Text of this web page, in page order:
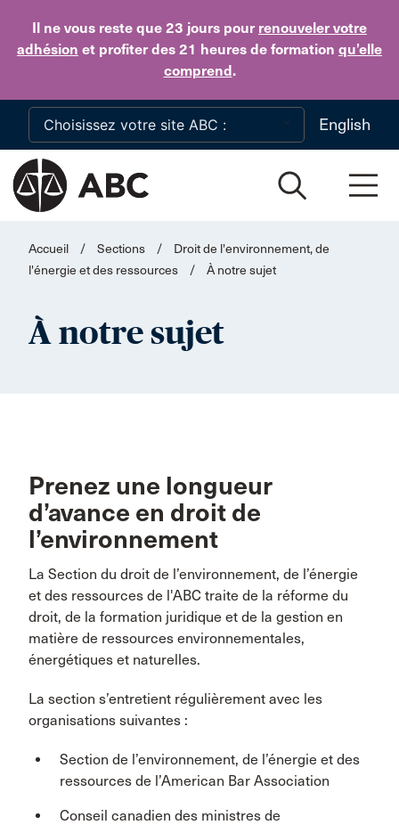
Il ne vous reste que 23 jours pour renouveler votre
adhésion et profiter des 21 heures de formation qu’elle
comprend.
Skip to main content
English
Accueil / Sections /
Droit de l'environnement, de
l'énergie et des ressources
/ À notre sujet
À notre sujet
Prenez une longueur
d’avance en droit de
l’environnement
La Section du droit de l’environnement, de l’énergie
et des ressources de l'ABC traite de la réforme du
droit, de la formation juridique et de la gestion en
matière de ressources environnementales,
énergétiques et naturelles.
La section s’entretient régulièrement avec les
organisations suivantes :
Section de l’environnement, de l’énergie et des
ressources de l’American Bar Association
Conseil canadien des ministres de